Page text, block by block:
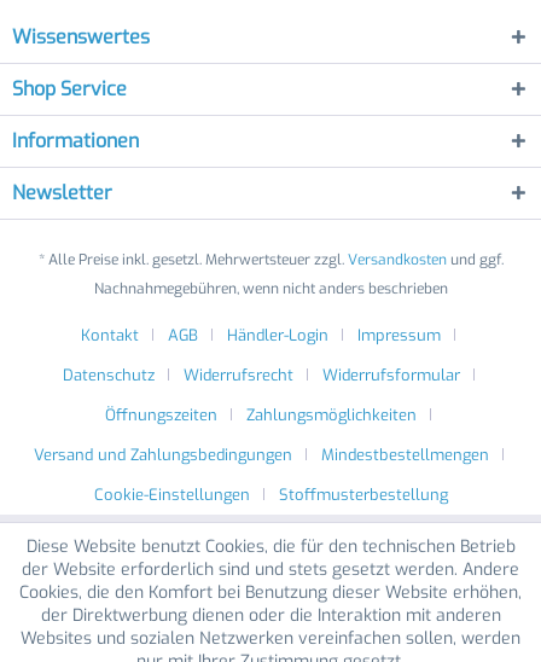
Wissenswertes
Shop Service
Informationen
Newsletter
* Alle Preise inkl. gesetzl. Mehrwertsteuer zzgl.Versandkostenund ggf.
Nachnahmegebühren, wenn nicht anders beschrieben
Kontakt AGB Händler-Login
Impressum
Datenschutz
Widerrufsrecht
Widerrufsformular
Öffnungszeiten
Zahlungsmöglichkeiten
Versand und Zahlungsbedingungen
Mindestbestellmengen
Cookie-Einstellungen
Stoffmusterbestellung
Diese Website benutzt Cookies, die für den technischen Betrieb
der Website erforderlich sind und stets gesetzt werden. Andere
Cookies, die den Komfort bei Benutzung dieser Website erhöhen,
der Direktwerbung dienen oder die Interaktion mit anderen
Websites und sozialen Netzwerken vereinfachen sollen, werden